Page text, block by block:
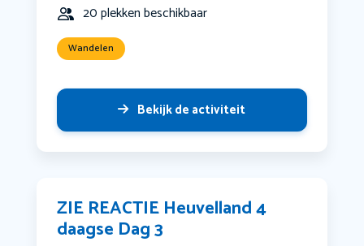
20 plekken beschikbaar
Wandelen
Bekijk de activiteit
ZIE REACTIE Heuvelland 4
daagse Dag 3